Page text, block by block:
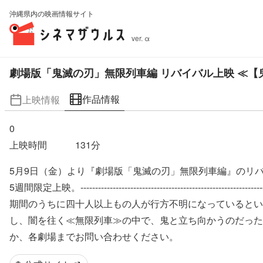
沖縄県内の映画情報サイト
ver. α
劇場版「鬼滅の刃」無限列車編 リバイバル上映 ≪
上映情報 作品情報
0
上映時間
131分
5月9日（金）より『劇場版「鬼滅の刃」無限列車編』のリ
5週間限定上映。
期間のうちに四十人以上もの人が行方不明になっている
し、闇を往く≪無限列車≫の中で、鬼と立ち向かうのだっ
か、各劇場までお問い合わせください。